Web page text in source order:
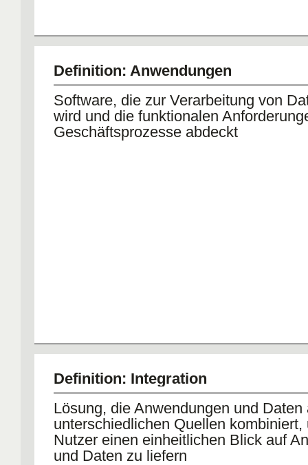
Definition: Anwendungen
Software, die zur Verarbeitung von
wird und die funktionalen
Geschäftsprozesse abdeckt
Definition: Integration
Lösung, die Anwendungen und Daten
unterschiedlichen Quellen kombiniert,
Nutzer einen einheitlichen Blick auf
und Daten zu liefern